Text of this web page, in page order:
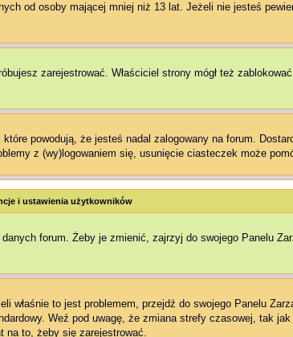
od osoby mającej mniej niż 13 lat. Jeżeli nie jesteś
zarejestrować. Właściciel strony mógł też
powodują, że jesteś nadal zalogowany na forum.
z (wy)logowaniem się, usunięcie ciasteczek może
i ustawienia użytkowników
forum. Żeby je zmienić, zajrzyj do swojego Panelu
to jest problemem, przejdź do swojego Panelu
Weź pod uwagę, że zmiana strefy czasowej, tak
na to, żeby się zarejestrować.